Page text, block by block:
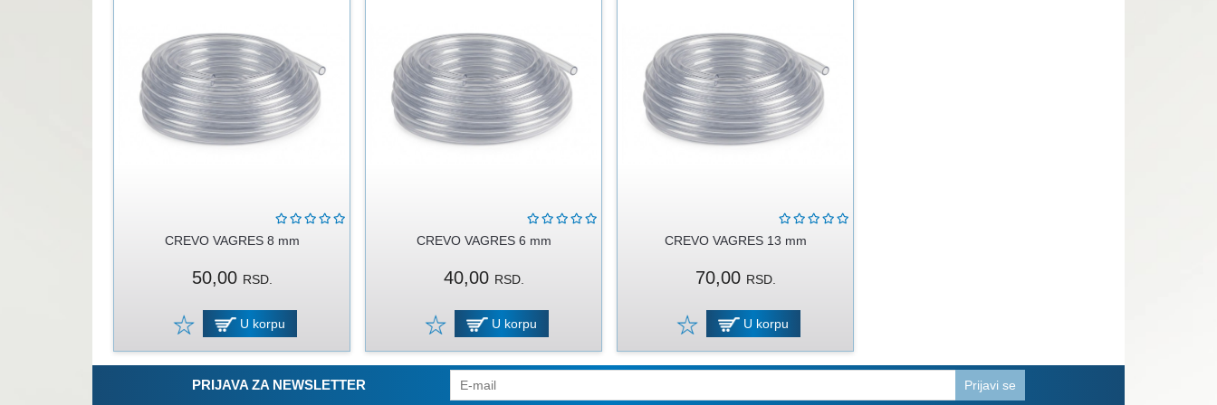
CREVO VAGRES 8 mm
50,00 RSD.
U korpu
CREVO VAGRES 6 mm
40,00 RSD.
U korpu
CREVO VAGRES 13 mm
70,00 RSD.
U korpu
PRIJAVA ZA NEWSLETTER Prijavi se